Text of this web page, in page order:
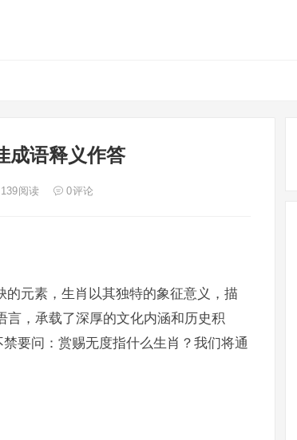
成语释义作答
阅读 0评论
元素，生肖以其独特的象征意义，描
，承载了深厚的文化内涵和历史积
要问：赏赐无度指什么生肖？我们将通